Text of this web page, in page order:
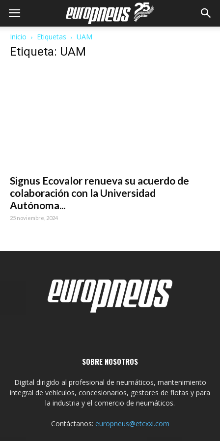
Inicio Etiquetas UAM
Etiqueta: UAM
Signus Ecovalor renueva su acuerdo de
colaboración con la Universidad
Autónoma...
25 noviembre, 2024
SOBRE NOSOTROS
Digital dirigido al profesional de neumáticos, mantenimiento
integral de vehículos, concesionarios, gestores de flotas y para
la industria y el comercio de neumáticos.
Contáctanos: europneus@etcxxi.com